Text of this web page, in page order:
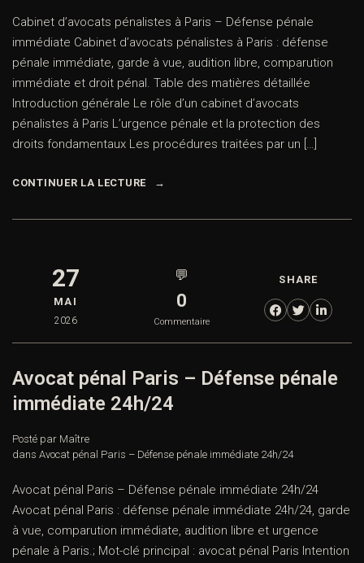
Cabinet d’avocats pénalistes à Paris – Défense pénale
immédiate Cabinet d’avocats pénalistes à Paris : défense
pénale immédiate, garde à vue, audition libre, comparution
immédiate et droit pénal. Table des matières détaillée
Introduction générale Le rôle d’un cabinet d’avocats
pénalistes à Paris L’urgence pénale et la protection des
droits fondamentaux Les procédures traitées par un […]
CONTINUER LA LECTURE
27
MAI
2026
💬
0
Commentaire
SHARE
Avocat pénal Paris – Défense pénale
immédiate 24h/24
Posté par Maître
dans Avocat pénal Paris – Défense pénale immédiate 24h/24
Avocat pénal Paris – Défense pénale immédiate 24h/24
Avocat pénal Paris : défense pénale immédiate 24h/24, garde
à vue, comparution immédiate, audition libre et urgence
pénale à Paris.; Mot-clé principal : avocat pénal Paris Intention